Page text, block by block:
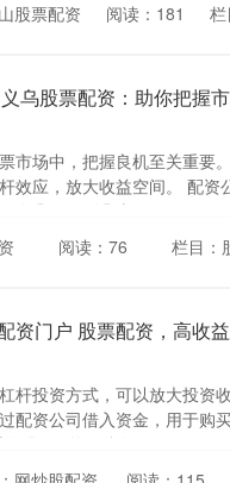
股票配资 阅读：181
乌股票配资：助你把握
市场中，把握良机至关重要
效应，放大收益空间。 配资
在几万元到几十....
阅读：76 栏目：
资门户 股票配资，高收
杆投资方式，可以放大投资
配资公司借入资金，用于购
股票配资平台还....